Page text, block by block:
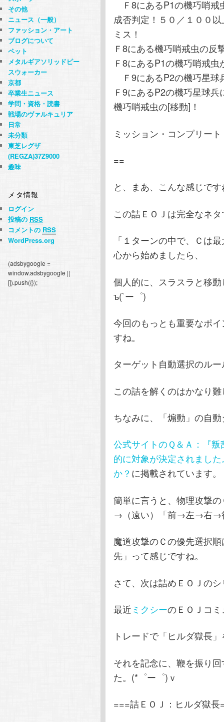
Ｆ8にあるP1の機巧哨戒
成否判定！５０／１００
ミス！
Ｆ8にある機巧哨戒虫の反
Ｆ8にあるP1の機巧哨戒虫
Ｆ9にあるP2の機巧星球
Ｆ9にあるP2の機巧星球
機巧哨戒虫の[移動]！
ミッション・コンプリート
==
と、まあ、こんな感じで
この詰ＥＯＪは完全なネ
「１ターンの中で、Ｃは
心から始めましたら、
個人的に、スラスラと移
ъ(`ー゜)
今回のもっとも重要なポ
すね。
ターゲット自動選択のル
この詰を解くのはかなり
ちなみに、「煽動」の自
公式サイトのＱ＆Ａ：『
的に対象が決定されまし
か？ に掲載されています。
簡単に言うと、物理攻撃
→（遠い）「前→左→右→
魔道攻撃のＣの優先選択
先」って感じですね。
さて、次は詰めＥＯＪの
最近ミクシーのＥＯＪコ
トレードで「ヒルダ獄長
それを記念に、鞭を振り
た。(*゜ー゜)ｖ
===詰ＥＯＪ：ヒルダ獄長
その他
ニュース（一般）
ファッション・アート
ブログについて
ペット
メタルギアソリッドピー
スウォーカー
京都
卒業生ニュース
学問・資格・読書
戦場のヴァルキュリア
日常
未分類
東芝レグザ
(REGZA)37Z9000
趣味
メタ情報
ログイン
投稿の RSS
コメントの RSS
WordPress.org
(adsbygoogle =
window.adsbygoogle ||
[]).push({});